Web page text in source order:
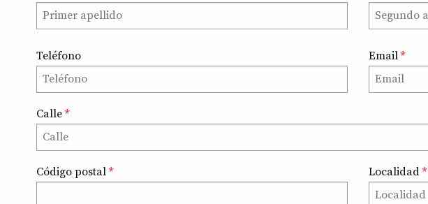
Teléfono Email*
Calle *
Código postal * Localidad*